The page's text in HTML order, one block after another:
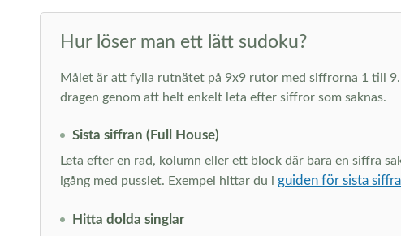
Hur löser man ett lätt sudoku?
Målet är att fylla rutnätet på 9x9 rutor med siffrorna 1 till
dragen genom att helt enkelt leta efter siffror som saknas.
Sista siffran (Full House)
Leta efter en rad, kolumn eller ett block där bara en siffra
igång med pusslet. Exempel hittar du i guiden för sista
Hitta dolda singlar